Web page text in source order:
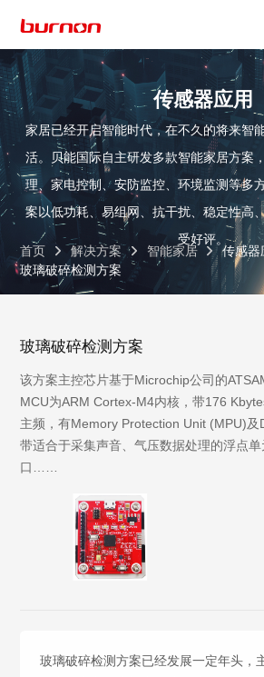
传感器应用
家居已经开启智能时代，在不久的将来智
活。贝能国际自主研发多款智能家居方案
理、家电控制、安防监控、环境监测等多
案以低功耗、易组网、抗干扰、稳定性高
受好评。
首页 解决方案 智能家居
传感器
玻璃破碎检测方案
玻璃破碎检测方案
该方案主控芯片基于Microchip公司的
MCU为ARM Cortex-M4内核，带176
主频，有Memory Protection Unit (MPU)及
带适合于采集声音、气压数据处理的浮点
口……
玻璃破碎检测方案已经发展一定年头，